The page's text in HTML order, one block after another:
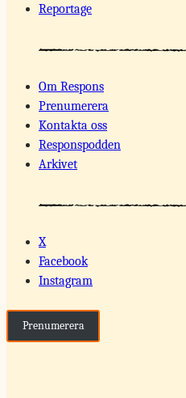
Reportage
Om Respons
Prenumerera
Kontakta oss
Responspodden
Arkivet
X
Facebook
Instagram
Prenumerera